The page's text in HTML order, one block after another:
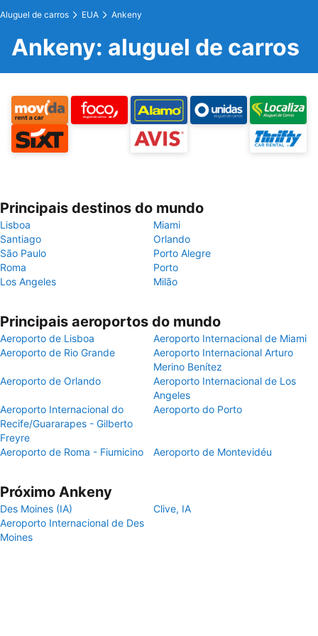
Aluguel de carros EUA Ankeny
Ankeny: aluguel de carros
Principais destinos do mundo
Lisboa
Miami
Santiago
Orlando
São Paulo
Porto Alegre
Roma
Porto
Los Angeles
Milão
Principais aeroportos do mundo
Aeroporto de Lisboa
Aeroporto Internacional de Miami
Aeroporto de Rio Grande
Aeroporto Internacional Arturo
Merino Benítez
Aeroporto de Orlando
Aeroporto Internacional de Los
Angeles
Aeroporto Internacional do
Recife/Guararapes - Gilberto
Freyre
Aeroporto do Porto
Aeroporto de Roma - Fiumicino Aeroporto de Montevidéu
Próximo Ankeny
Des Moines (IA)
Clive, IA
Aeroporto Internacional de Des
Moines